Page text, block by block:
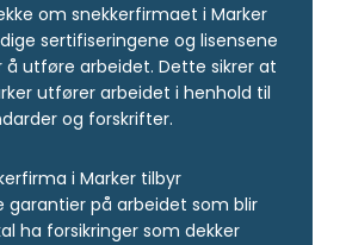
om snekkerfirmaet i Marker
sertifiseringene og lisensene
å utføre arbeidet. Dette sikrer at
utfører arbeidet i henhold til
og forskrifter.
i Marker tilbyr
garantier på arbeidet som blir
ha forsikringer som dekker